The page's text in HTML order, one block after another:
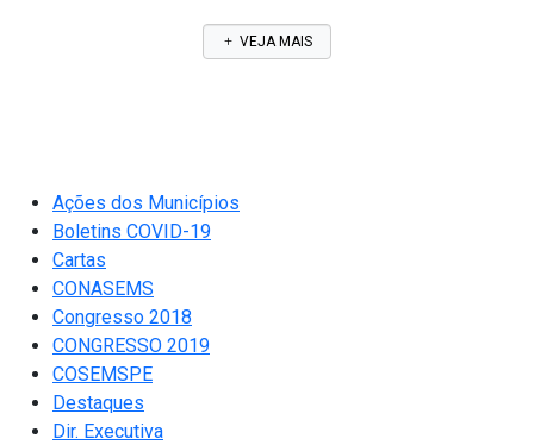
VEJA MAIS
Ações dos Municípios
Boletins COVID-19
Cartas
CONASEMS
Congresso 2018
CONGRESSO 2019
COSEMSPE
Destaques
Dir. Executiva